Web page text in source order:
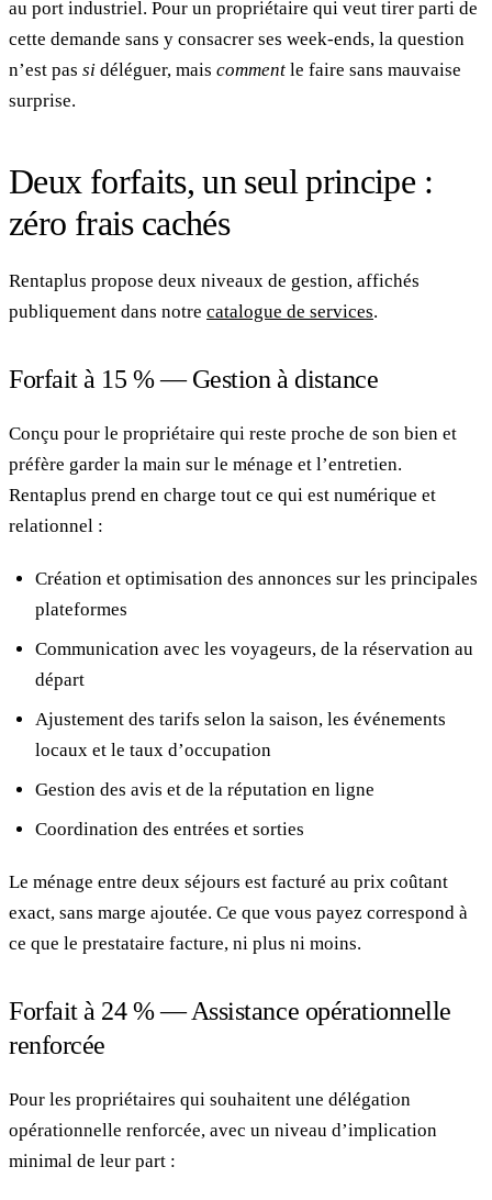
au port industriel. Pour un propriétaire qui veut tirer parti de
cette demande sans y consacrer ses week-ends, la question
n’est pas si déléguer, mais comment le faire sans mauvaise
surprise.
Deux forfaits, un seul principe :
zéro frais cachés
Rentaplus propose deux niveaux de gestion, affichés
publiquement dans notre catalogue de services.
Forfait à 15 % — Gestion à distance
Conçu pour le propriétaire qui reste proche de son bien et
préfère garder la main sur le ménage et l’entretien.
Rentaplus prend en charge tout ce qui est numérique et
relationnel :
Création et optimisation des annonces sur les principales
plateformes
Communication avec les voyageurs, de la réservation au
départ
Ajustement des tarifs selon la saison, les événements
locaux et le taux d’occupation
Gestion des avis et de la réputation en ligne
Coordination des entrées et sorties
Le ménage entre deux séjours est facturé au prix coûtant
exact, sans marge ajoutée. Ce que vous payez correspond à
ce que le prestataire facture, ni plus ni moins.
Forfait à 24 % — Assistance opérationnelle
renforcée
Pour les propriétaires qui souhaitent une délégation
opérationnelle renforcée, avec un niveau d’implication
minimal de leur part :